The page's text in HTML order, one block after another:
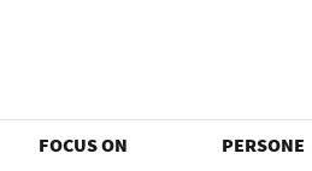
FOCUS ON PERSONE